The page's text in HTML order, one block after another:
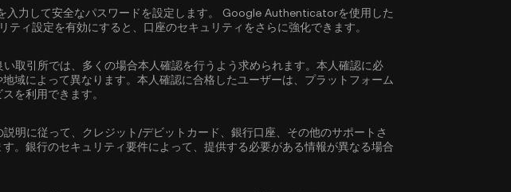
入力して安全なパスワードを設定します。 Google Authenticatorを使用した
ティ設定を有効にすると、口座のセキュリティをさらに強化できます。
取引所では、多くの場合本人確認を行うよう求められます。本人確認に必
域によって異なります。本人確認に合格したユーザーは、プラットフォーム
を利用できます。
説明に従って、クレジット/デビットカード、銀行口座、その他のサポートさ
。銀行のセキュリティ要件によって、提供する必要がある情報が異なる場合